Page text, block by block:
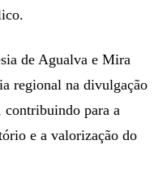
de Agualva e Mira
regional na divulgação
contribuindo para a
e a valorização do